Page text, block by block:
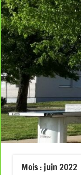
Mois : juin 2022